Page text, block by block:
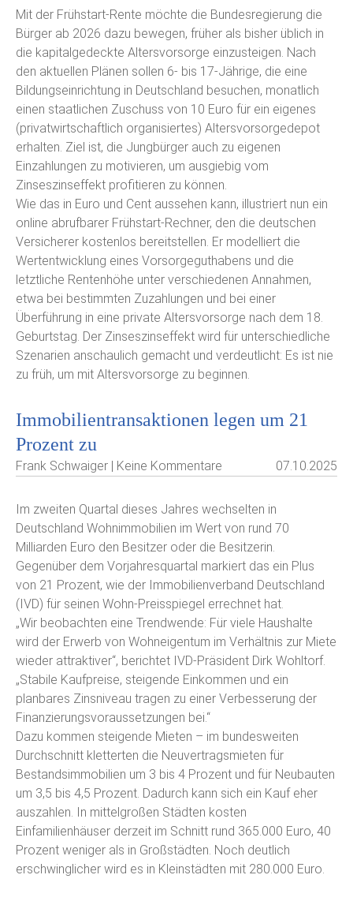
Mit der Frühstart-Rente möchte die Bundesregierung die
Bürger ab 2026 dazu bewegen, früher als bisher üblich in
die kapitalgedeckte Altersvorsorge einzusteigen. Nach
den aktuellen Plänen sollen 6- bis 17-Jährige, die eine
Bildungseinrichtung in Deutschland besuchen, monatlich
einen staatlichen Zuschuss von 10 Euro für ein eigenes
(privatwirtschaftlich organisiertes) Altersvorsorgedepot
erhalten. Ziel ist, die Jungbürger auch zu eigenen
Einzahlungen zu motivieren, um ausgiebig vom
Zinseszinseffekt profitieren zu können.
Wie das in Euro und Cent aussehen kann, illustriert nun ein
online abrufbarer Frühstart-Rechner, den die deutschen
Versicherer kostenlos bereitstellen. Er modelliert die
Wertentwicklung eines Vorsorgeguthabens und die
letztliche Rentenhöhe unter verschiedenen Annahmen,
etwa bei bestimmten Zuzahlungen und bei einer
Überführung in eine private Altersvorsorge nach dem 18.
Geburtstag. Der Zinseszinseffekt wird für unterschiedliche
Szenarien anschaulich gemacht und verdeutlicht: Es ist nie
zu früh, um mit Altersvorsorge zu beginnen.
Immobilientransaktionen legen um 21
Prozent zu
Frank Schwaiger | Keine Kommentare 07.10.2025
Im zweiten Quartal dieses Jahres wechselten in
Deutschland Wohnimmobilien im Wert von rund 70
Milliarden Euro den Besitzer oder die Besitzerin.
Gegenüber dem Vorjahresquartal markiert das ein Plus
von 21 Prozent, wie der Immobilienverband Deutschland
(IVD) für seinen Wohn-Preisspiegel errechnet hat.
„Wir beobachten eine Trendwende: Für viele Haushalte
wird der Erwerb von Wohneigentum im Verhältnis zur Miete
wieder attraktiver“, berichtet IVD-Präsident Dirk Wohltorf.
„Stabile Kaufpreise, steigende Einkommen und ein
planbares Zinsniveau tragen zu einer Verbesserung der
Finanzierungsvoraussetzungen bei.“
Dazu kommen steigende Mieten – im bundesweiten
Durchschnitt kletterten die Neuvertragsmieten für
Bestandsimmobilien um 3 bis 4 Prozent und für Neubauten
um 3,5 bis 4,5 Prozent. Dadurch kann sich ein Kauf eher
auszahlen. In mittelgroßen Städten kosten
Einfamilienhäuser derzeit im Schnitt rund 365.000 Euro, 40
Prozent weniger als in Großstädten. Noch deutlich
erschwinglicher wird es in Kleinstädten mit 280.000 Euro.